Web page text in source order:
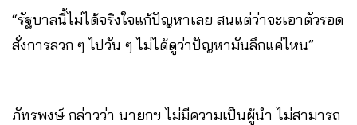
“รัฐบาลนี้ไม่ได้จริงใจแก้ปัญหาเลย สนแต่ว่าจะเอาตัวรอด
สั่งการลวก ๆ ไปวัน ๆ ไม่ได้ดูว่าปัญหามันลึกแค่ไหน”
ภัทรพงษ์ กล่าวว่า นายกฯ ไม่มีความเป็นผู้นำ ไม่สามารถ